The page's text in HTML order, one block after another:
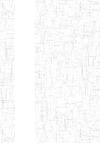
ENIEG
BILINGUE LE
GRAND
ENIEG
BILINGUE
VIVA
EDUCATION
ENIEG PRIVEE